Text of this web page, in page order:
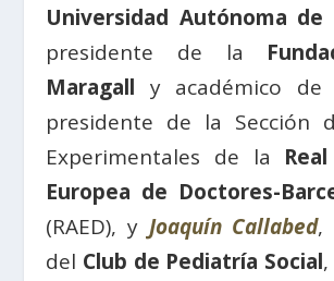
Universidad Autónoma de
presidente de la
Maragall y académico
presidente de la Sección
Experimentales de la
Europea de Doctores-
(RAED), y Joaquín Callabed,
del Club de Pediatría Social